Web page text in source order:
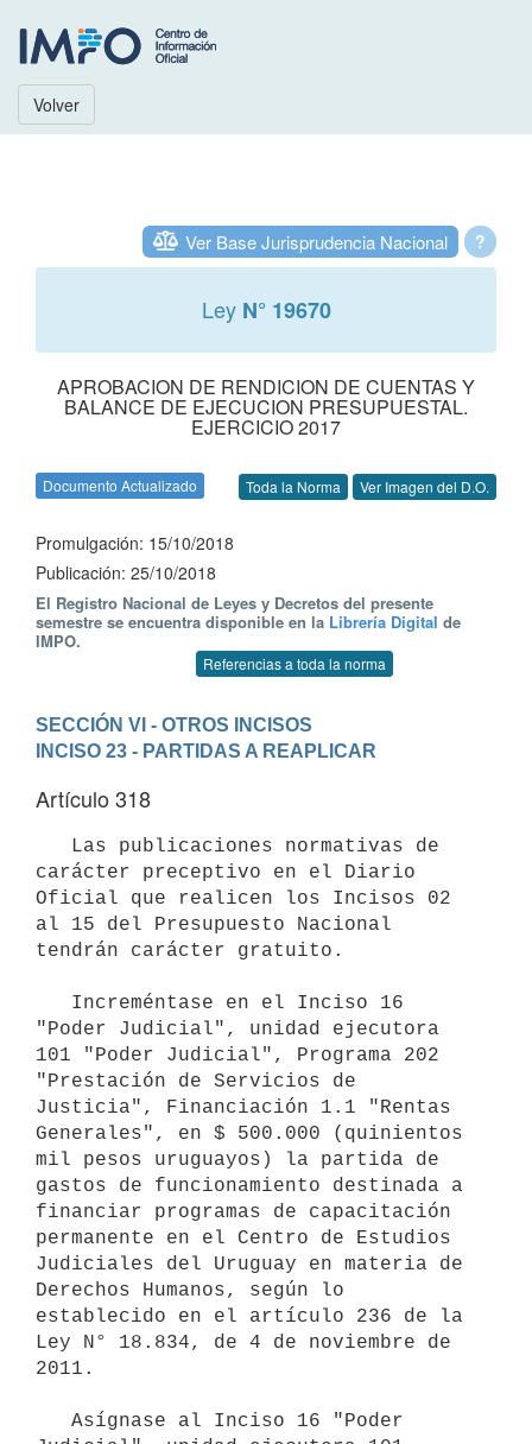
Volver
?
Ver Base Jurisprudencia Nacional
Ley N° 19670
APROBACION DE RENDICION DE CUENTAS Y
BALANCE DE EJECUCION PRESUPUESTAL.
EJERCICIO 2017
Documento Actualizado Toda la Norma Ver Imagen del D.O.
Promulgación: 15/10/2018
Publicación: 25/10/2018
El Registro Nacional de Leyes y Decretos del presente
semestre se encuentra disponible en la Librería Digital de
IMPO.
Referencias a toda la norma
SECCIÓN VI - OTROS INCISOS
INCISO 23 - PARTIDAS A REAPLICAR
Artículo 318
carácter preceptivo en el Diario
Oficial que realicen los Incisos 02
al 15 del Presupuesto Nacional
tendrán carácter gratuito.
"Poder Judicial", unidad ejecutora
101 "Poder Judicial", Programa 202
"Prestación de Servicios de
Justicia", Financiación 1.1 "Rentas
Generales", en $ 500.000 (quinientos
mil pesos uruguayos) la partida de
gastos de funcionamiento destinada a
financiar programas de capacitación
permanente en el Centro de Estudios
Judiciales del Uruguay en materia de
Derechos Humanos, según lo
establecido en el artículo 236 de la
Ley N° 18.834, de 4 de noviembre de
2011.